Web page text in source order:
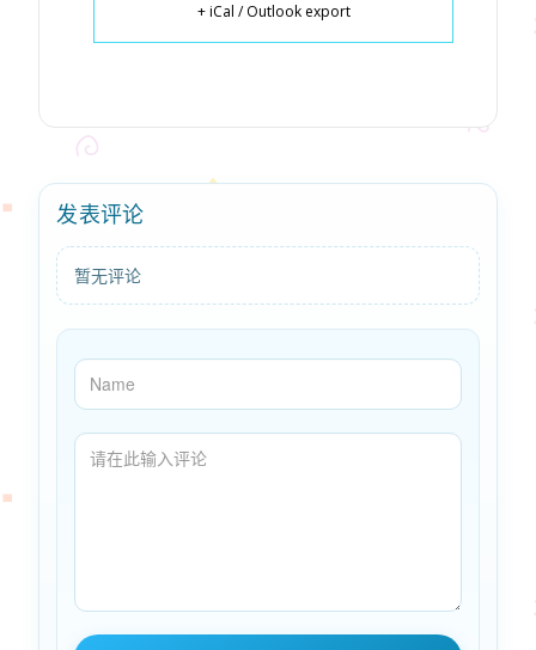
+ iCal / Outlook export
发表评论
暂无评论